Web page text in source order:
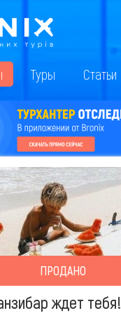
Туры Статьи
ПРОДАНО
ждет тебя!